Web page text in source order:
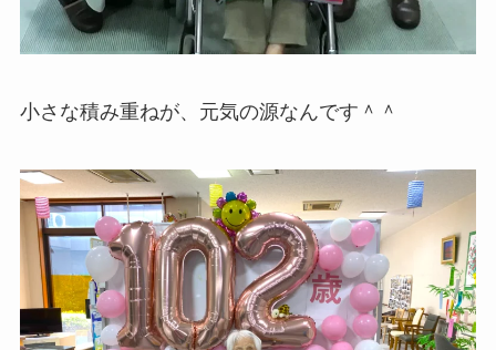
小さな積み重ねが、元気の源なんです＾＾